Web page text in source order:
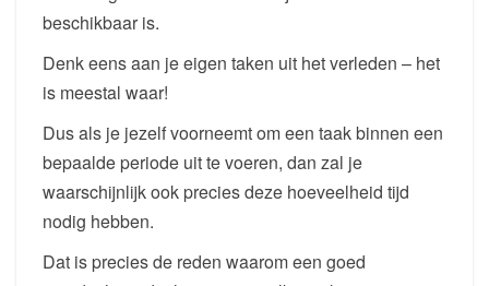
beschikbaar is.
Denk eens aan je eigen taken uit het verleden – het
is meestal waar!
Dus als je jezelf voorneemt om een taak binnen een
bepaalde periode uit te voeren, dan zal je
waarschijnlijk ook precies deze hoeveelheid tijd
nodig hebben.
Dat is precies de reden waarom een goed